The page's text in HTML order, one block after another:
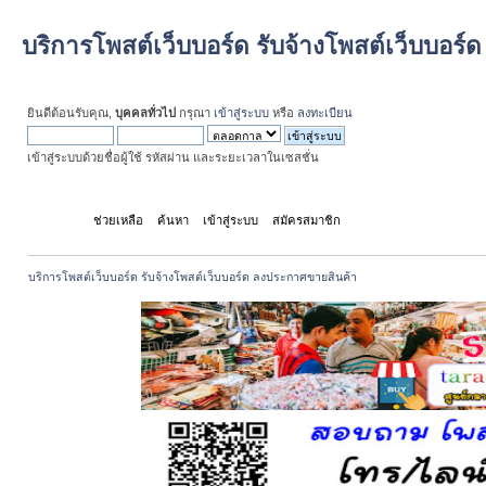
บริการโพสต์เว็บบอร์ด รับจ้างโพสต์เว็บบอร์
ยินดีต้อนรับคุณ, บุคคลทั่วไป กรุณา เข้าสู่ระบบ หรือ ลงทะเบียน
เข้าสู่ระบบด้วยชื่อผู้ใช้ รหัสผ่าน และระยะเวลาในเซสชั่น
ช่วยเหลือ ค้นหา เข้าสู่ระบบ สมัครสมาชิก
บริการโพสต์เว็บบอร์ด รับจ้างโพสต์เว็บบอร์ด ลงประกาศขายสินค้า